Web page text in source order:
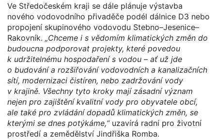
Ve Středočeském kraji se dále plánuje výstavba
nového vodovodního přivaděče podél dálnice D3 nebo
propojení skupinového vodovodu Stebno–Jesenice–
Rakovník. „Chceme i s vědomím klimatických změn do
budoucna podporovat projekty, které povedou
k udržitelnému hospodaření s vodou – ať už jde
o budování a rozšiřování vodovodních a kanalizačních
sítí, modernizaci čistíren, nebo zadržování vody
v krajině. Všechny tyto kroky mají zásadní význam
nejen pro zajištění kvalitní vody pro obyvatele obcí,
ale také pro zvládání dopadů klimatických změn, se
kterými se dnes potýkáme,“uzavírá radní pro životní
prostředí a zemědělství Jindřiška Romba.